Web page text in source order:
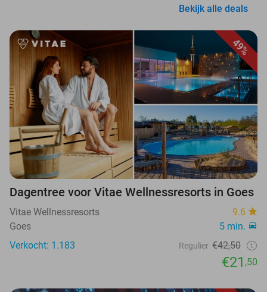
Bekijk alle deals
49%
Dagentree voor Vitae Wellnessresorts in Goes
Vitae Wellnessresorts
9.6
Goes
5 min.
Verkocht: 1.183
Regulier €42,50
€21 ,50